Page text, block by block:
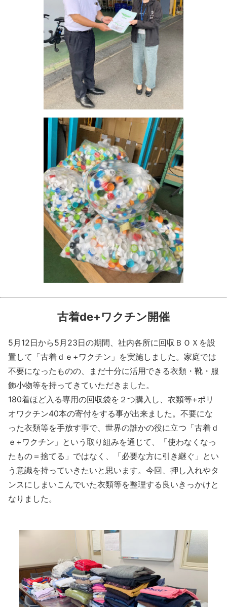
古着de+ワクチン開催
5月12日から5月23日の期間、社内各所に回収ＢＯＸを設
置して「古着ｄｅ+ワクチン」を実施しました。家庭では
不要になったものの、まだ十分に活用できる衣類・靴・服
飾小物等を持ってきていただきました。
180着ほど入る専用の回収袋を２つ購入し、衣類等+ポリ
オワクチン40本の寄付をする事が出来ました。不要にな
った衣類等を手放す事で、世界の誰かの役に立つ「古着ｄ
ｅ+ワクチン」という取り組みを通じて、「使わなくなっ
たもの＝捨てる」ではなく、「必要な方に引き継ぐ」とい
う意識を持っていきたいと思います。今回、押し入れやタ
ンスにしまいこんでいた衣類等を整理する良いきっかけと
なりました。